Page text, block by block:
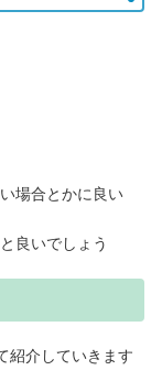
場合とかに良い
良いでしょう
紹介していきます